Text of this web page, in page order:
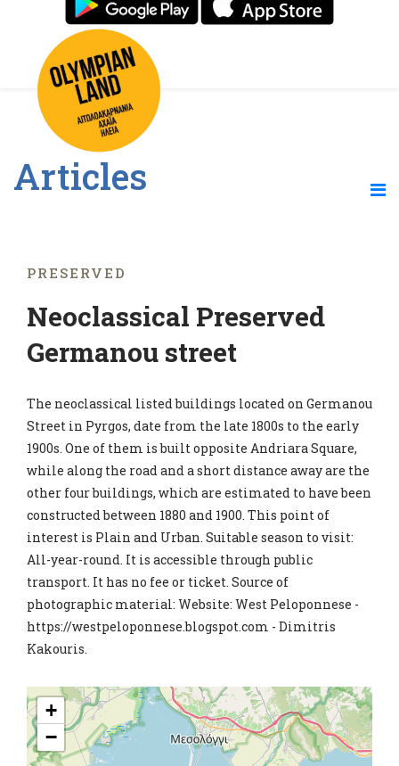
Articles
PRESERVED
Neoclassical Preserved
Germanou street
The neoclassical listed buildings located on Germanou
Street in Pyrgos, date from the late 1800s to the early
1900s. One of them is built opposite Andriara Square,
while along the road and a short distance away are the
other four buildings, which are estimated to have been
constructed between 1880 and 1900. This point of
interest is Plain and Urban. Suitable season to visit:
All-year-round. It is accessible through public
transport. It has no fee or ticket. Source of
photographic material: Website: West Peloponnese -
https://westpeloponnese.blogspot.com - Dimitris
Kakouris.
+
−